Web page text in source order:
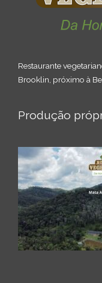
Restaurante
Brooklin, próximo à
Produção